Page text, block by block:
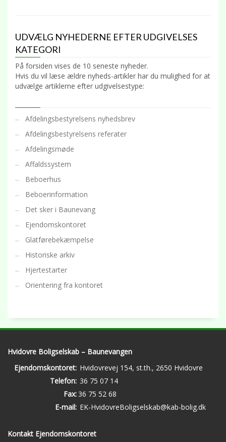
UDVÆLG NYHEDERNE EFTER UDGIVELSES
KATEGORI
På forsiden vises de 10 seneste nyheder.
Hvis du vil læse ældre nyheds-artikler har du mulighed for at
udvælge artiklerne efter udgivelsestype:
Afdelingsbestyrelsens nyhedsbrev
Afdelingsbestyrelsens referater
Afdelingsmøde
Affaldssystem
Beboerhus
Beboerinformation
Det sker i Baunevang
Ejendomskontoret
Glatførebekæmpelse
Historiske arkiv
Hjertestarter
Orientering fra kontoret
Hvidovre Boligselskab – Baunevangen
Ejendomskontoret: Hvidovrevej 154, st.th., 2650 Hvidovre
Telefon: 36 75 07 14
Fax: 36 75 52 68
E-mail: EK-HvidovreBoligselskab@kab-bolig.dk
Kontakt Ejendomskontoret